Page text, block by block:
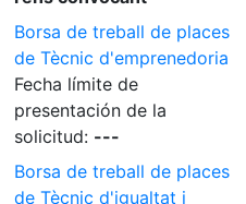
Borsa de treball de places
de Tècnic d'emprenedoria
Fecha límite de
presentación de la
solicitud: ---
Borsa de treball de places
de Tècnic d'igualtat i